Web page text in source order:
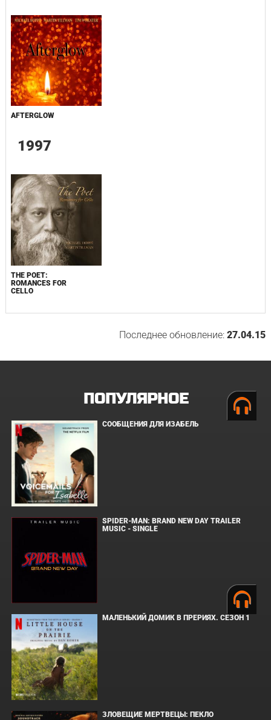
AFTERGLOW
1997
THE POET:
ROMANCES FOR
CELLO
Последнее обновление:27.04.15
ПОПУЛЯРНОЕ
СООБЩЕНИЯ ДЛЯ ИЗАБЕЛЬ
SPIDER-MAN: BRAND NEW DAY TRAILER
MUSIC - SINGLE
МАЛЕНЬКИЙ ДОМИК В ПРЕРИЯХ. СЕЗОН 1
ЗЛОВЕЩИЕ МЕРТВЕЦЫ: ПЕКЛО